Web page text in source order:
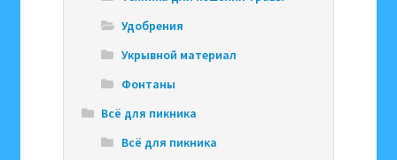
Удобрения
Укрывной материал
Фонтаны
Всё для пикника
Всё для пикника